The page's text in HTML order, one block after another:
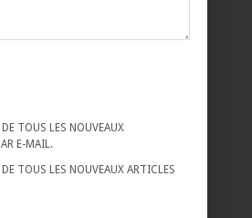
TOUS LES NOUVEAUX
E-MAIL.
TOUS LES NOUVEAUX ARTICLES